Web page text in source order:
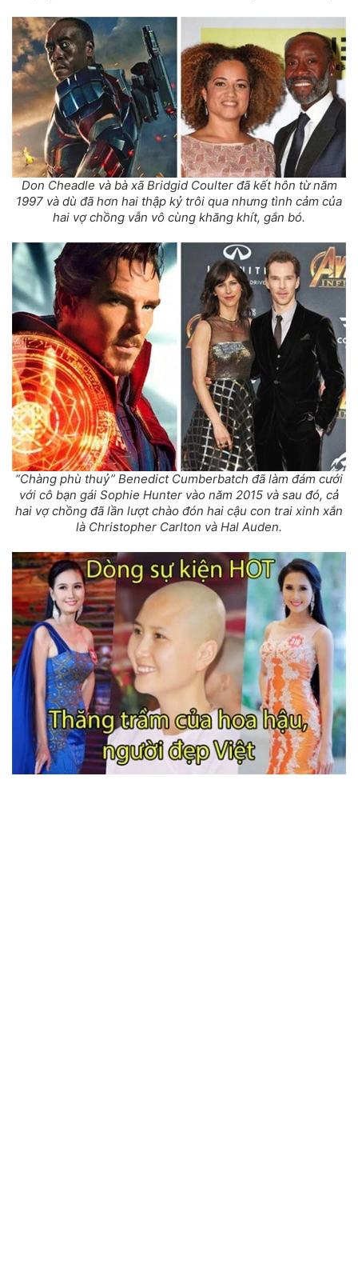
Don Cheadle và bà xã Bridgid Coulter đã kết hôn từ năm
1997 và dù đã hơn hai thập kỷ trôi qua nhưng tình cảm của
hai vợ chồng vẫn vô cùng khăng khít, gắn bó.
“Chàng phù thuỷ” Benedict Cumberbatch đã làm đám cưới
với cô bạn gái Sophie Hunter vào năm 2015 và sau đó, cả
hai vợ chồng đã lần lượt chào đón hai cậu con trai xinh xắn
là Christopher Carlton và Hal Auden.